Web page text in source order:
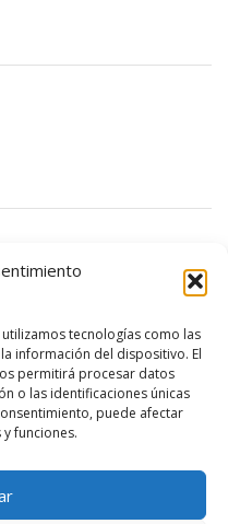
tecnologías como las
información del dispositivo. El
permitirá procesar datos
o las identificaciones únicas
puede afectar
funciones.